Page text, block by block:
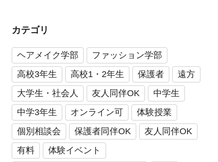
カテゴリ
ヘアメイク学部
ファッション学部
高校3年生
高校1・2年生 保護者
遠方
大学生・社会人
友人同伴OK
中学生
中学3年生
オンライン可
体験授業
個別相談会
保護者同伴OK
友人同伴OK
有料
体験イベント